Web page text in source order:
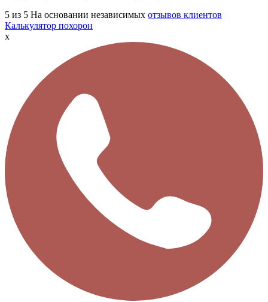
5 из 5 На основании независимых отзывов клиентов
Калькулятор похорон
x